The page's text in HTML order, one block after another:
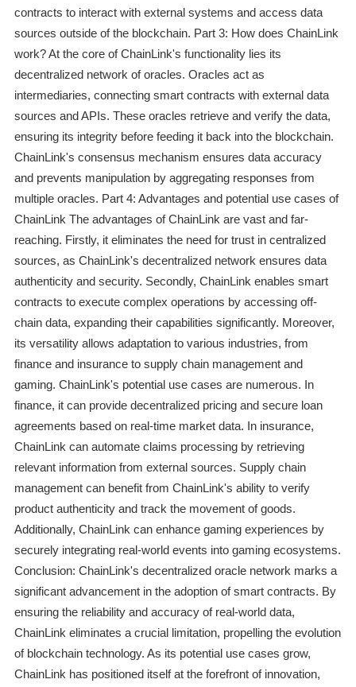
contracts to interact with external systems and access data
sources outside of the blockchain. Part 3: How does ChainLink
work? At the core of ChainLink's functionality lies its
decentralized network of oracles. Oracles act as
intermediaries, connecting smart contracts with external data
sources and APIs. These oracles retrieve and verify the data,
ensuring its integrity before feeding it back into the blockchain.
ChainLink's consensus mechanism ensures data accuracy
and prevents manipulation by aggregating responses from
multiple oracles. Part 4: Advantages and potential use cases of
ChainLink The advantages of ChainLink are vast and far-
reaching. Firstly, it eliminates the need for trust in centralized
sources, as ChainLink's decentralized network ensures data
authenticity and security. Secondly, ChainLink enables smart
contracts to execute complex operations by accessing off-
chain data, expanding their capabilities significantly. Moreover,
its versatility allows adaptation to various industries, from
finance and insurance to supply chain management and
gaming. ChainLink's potential use cases are numerous. In
finance, it can provide decentralized pricing and secure loan
agreements based on real-time market data. In insurance,
ChainLink can automate claims processing by retrieving
relevant information from external sources. Supply chain
management can benefit from ChainLink's ability to verify
product authenticity and track the movement of goods.
Additionally, ChainLink can enhance gaming experiences by
securely integrating real-world events into gaming ecosystems.
Conclusion: ChainLink's decentralized oracle network marks a
significant advancement in the adoption of smart contracts. By
ensuring the reliability and accuracy of real-world data,
ChainLink eliminates a crucial limitation, propelling the evolution
of blockchain technology. As its potential use cases grow,
ChainLink has positioned itself at the forefront of innovation,